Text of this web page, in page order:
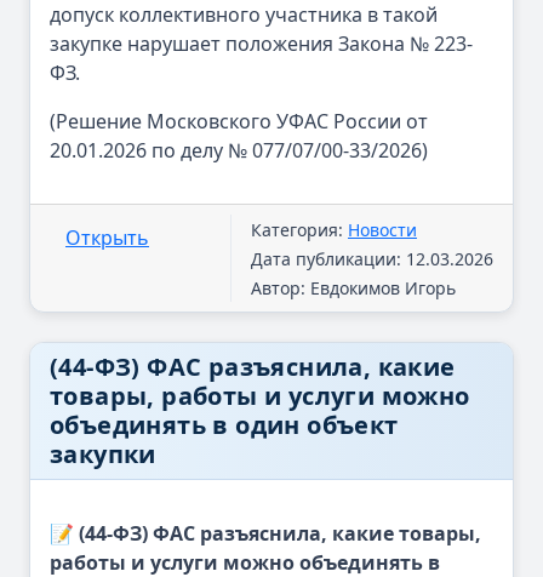
допуск коллективного участника в такой
закупке нарушает положения Закона № 223-
ФЗ.
(Решение Московского УФАС России от
20.01.2026 по делу № 077/07/00-33/2026)
Открыть Категория: Новости
Дата публикации: 12.03.2026
Автор: Евдокимов Игорь
(44-ФЗ) ФАС разъяснила, какие
товары, работы и услуги можно
объединять в один объект
закупки
📝 (44-ФЗ) ФАС разъяснила, какие товары,
работы и услуги можно объединять в